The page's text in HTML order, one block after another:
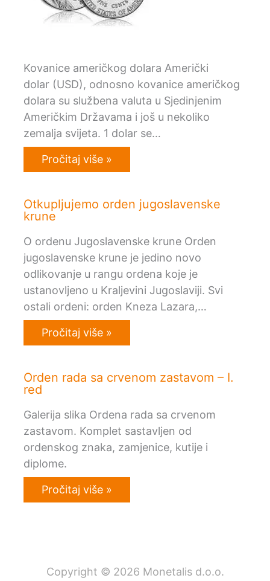
Kovanice američkog dolara Američki
dolar (USD), odnosno kovanice američkog
dolara su službena valuta u Sjedinjenim
Američkim Državama i još u nekoliko
zemalja svijeta. 1 dolar se…
Pročitaj više »
Otkupljujemo orden jugoslavenske
krune
O ordenu Jugoslavenske krune Orden
jugoslavenske krune je jedino novo
odlikovanje u rangu ordena koje je
ustanovljeno u Kraljevini Jugoslaviji. Svi
ostali ordeni: orden Kneza Lazara,…
Pročitaj više »
Orden rada sa crvenom zastavom – I.
red
Galerija slika Ordena rada sa crvenom
zastavom. Komplet sastavljen od
ordenskog znaka, zamjenice, kutije i
diplome.
Pročitaj više »
Copyright © 2026 Monetalis d.o.o.